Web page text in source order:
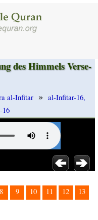
des Himmels Verse-
al-Infitar » al-Infitar-16,
16
8 9 10 11 12
13